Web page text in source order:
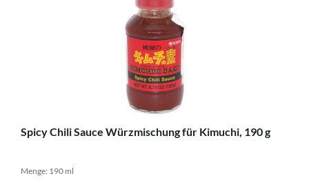
Spicy Chili Sauce Würzmischung für Kimuchi, 190 g
Menge: 190 ml